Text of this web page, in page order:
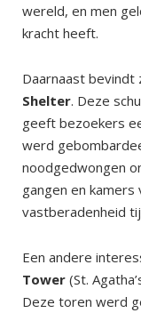
wereld, en men
kracht heeft.
Daarnaast bevindt
Shelter. Deze
geeft bezoekers
werd
noodgedwongen
gangen en
vastberadenheid
Een andere
Tower (St.
Deze toren werd